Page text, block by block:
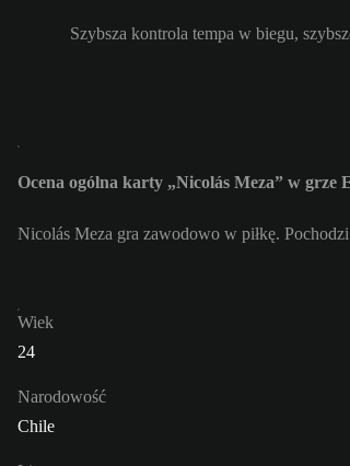
Szybsza kontrola tempa w biegu,
Ocena ogólna karty „Nicolás Meza” w
Nicolás Meza gra zawodowo w piłkę.
Wiek
24
Narodowość
Chile